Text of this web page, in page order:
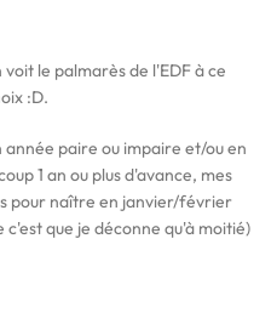
le palmarès de l'EDF à ce
:D.
paire ou impaire et/ou en
1 an ou plus d'avance, mes
pour naître en janvier/février
que je déconne qu'à moitié)